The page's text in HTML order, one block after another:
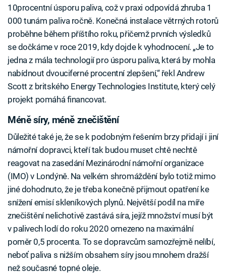
10procentní úsporu paliva, což v praxi odpovídá zhruba 1
000 tunám paliva ročně. Konečná instalace větrných rotorů
proběhne během příštího roku, přičemž prvních výsledků
se dočkáme v roce 2019, kdy dojde k vyhodnocení. „Je to
jedna z mála technologií pro úsporu paliva, která by mohla
nabídnout dvouciferné procentní zlepšení,“ řekl Andrew
Scott z britského Energy Technologies Institute, který celý
projekt pomáhá financovat.
Méně síry, méně znečištění
Důležité také je, že se k podobným řešením brzy přidají i jiní
námořní dopravci, kteří tak budou muset chtě nechtě
reagovat na zasedání Mezinárodní námořní organizace
(IMO) v Londýně. Na velkém shromáždění bylo totiž mimo
jiné dohodnuto, že je třeba konečně přijmout opatření ke
snížení emisí skleníkových plynů. Největší podíl na míře
znečištění nelichotivě zastává síra, jejíž množství musí být
v palivech lodí do roku 2020 omezeno na maximální
poměr 0,5 procenta. To se dopravcům samozřejmě nelíbí,
neboť paliva s nižším obsahem síry jsou mnohem dražší
než současné topné oleje.